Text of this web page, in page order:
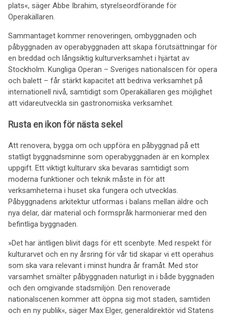
plats«, säger Abbe Ibrahim, styrelseordförande för
Operakällaren.
Sammantaget kommer renoveringen, ombyggnaden och
påbyggnaden av operabyggnaden att skapa förutsättningar för
en breddad och långsiktig kulturverksamhet i hjärtat av
Stockholm. Kungliga Operan – Sveriges nationalscen för opera
och balett – får stärkt kapacitet att bedriva verksamhet på
internationell nivå, samtidigt som Operakällaren ges möjlighet
att vidareutveckla sin gastronomiska verksamhet.
Rusta en ikon för nästa sekel
Att renovera, bygga om och uppföra en påbyggnad på ett
statligt byggnadsminne som operabyggnaden är en komplex
uppgift. Ett viktigt kulturarv ska bevaras samtidigt som
moderna funktioner och teknik måste in för att
verksamheterna i huset ska fungera och utvecklas.
Påbyggnadens arkitektur utformas i balans mellan äldre och
nya delar, där material och formspråk harmonierar med den
befintliga byggnaden.
»Det har äntligen blivit dags för ett scenbyte. Med respekt för
kulturarvet och en ny årsring för vår tid skapar vi ett operahus
som ska vara relevant i minst hundra år framåt. Med stor
varsamhet smälter påbyggnaden naturligt in i både byggnaden
och den omgivande stadsmiljön. Den renoverade
nationalscenen kommer att öppna sig mot staden, samtiden
och en ny publik«, säger Max Elger, generaldirektör vid Statens